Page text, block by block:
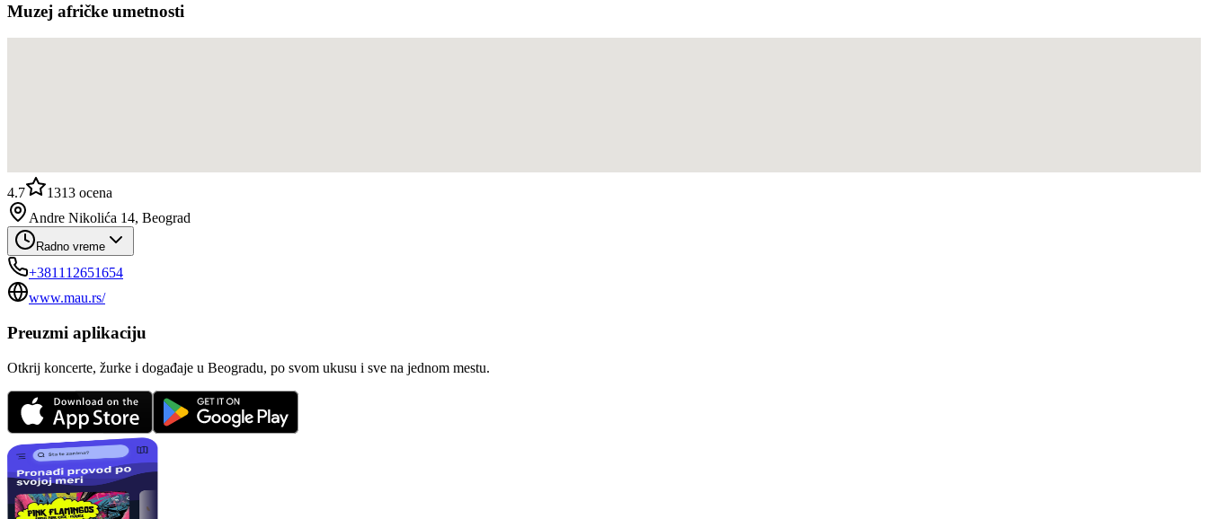
Muzej afričke umetnosti
4.7 1313 ocena
Andre Nikolića 14, Beograd
Radno vreme
+381112651654
www.mau.rs/
Preuzmi aplikaciju
Otkrij koncerte, žurke i događaje u Beogradu, po svom ukusu i sve na jednom mestu.